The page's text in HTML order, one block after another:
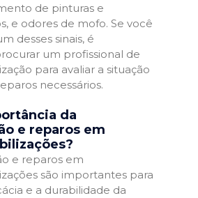
de pinturas e
e odores de mofo. Se você
desses sinais, é
um profissional de
para avaliar a situação
necessários.
da
e reparos em
e reparos em
são importantes para
e a durabilidade da